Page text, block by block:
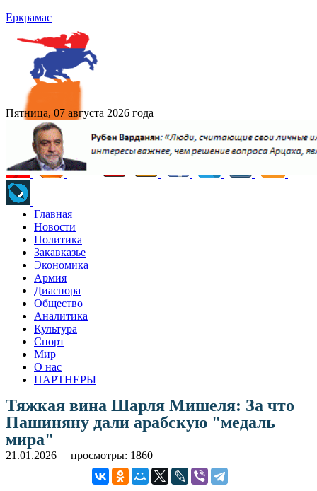
Еркрамас
Пятница, 07 августа 2026 года
Главная
Новости
Политика
Закавказье
Экономика
Армия
Диаспора
Общество
Аналитика
Культура
Спорт
Мир
О нас
ПАРТНЕРЫ
Тяжкая вина Шарля Мишеля: За что
Пашиняну дали арабскую "медаль
мира"
21.01.2026 просмотры: 1860